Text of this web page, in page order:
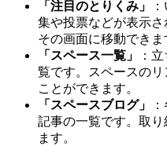
「注目のとりくみ」
集や投票などが表示さ
その画面に移動できま
「スペース一覧」
：
覧です。スペースの
ことができます。
「スペースブログ」
記事の一覧です。取
ます。